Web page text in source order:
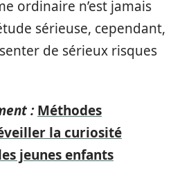
ordinaire n’est jamais
sérieuse, cependant,
de sérieux risques
: Méthodes
la curiosité
jeunes enfants